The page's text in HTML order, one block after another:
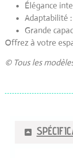
Élégance
Adaptabilité
Grande
Offrez à votre
© Tous les